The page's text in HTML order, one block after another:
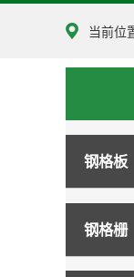
当前位
钢格板
钢格栅